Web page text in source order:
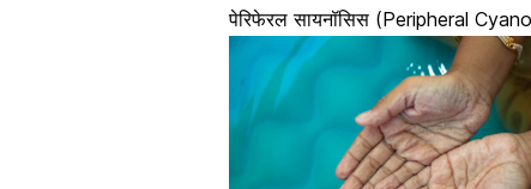
पेरिफेरल सायनॉसिस (Peripheral